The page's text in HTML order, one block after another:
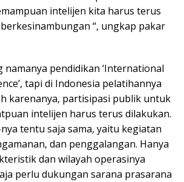
intelijen kita harus terus
“, ungkap pakar
namanya pendidikan ‘International
tapi di Indonesia pelatihannya
karenanya, partisipasi publik untuk
intelijen harus terus dilakukan.
tentu saja sama, yaitu kegiatan
dan penggalangan. Hanya
dan wilayah operasinya
perlu dukungan sarana prasarana